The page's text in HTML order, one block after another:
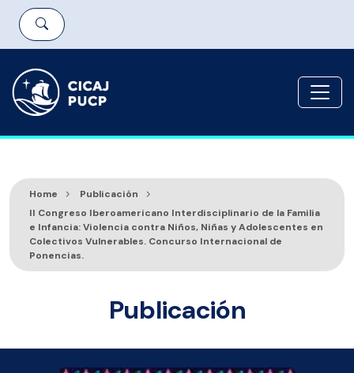
Home
Publicación
II Congreso Iberoamericano Interdisciplinario de la Familia
e Infancia: Violencia contra Niños, Niñas y Adolescentes en
Colectivos Vulnerables. Concurso Internacional de
Ponencias.
Publicación